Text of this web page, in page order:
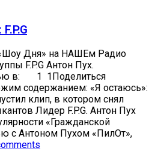
Дня» на НАШЕм Радио
F.P.G Антон Пух.
в: 1 1Поделиться
содержанием: «Я остаюсь»:
клип, в котором снял
Лидер F.P.G. Антон Пух
«Гражданской
с Антоном Пухом «ПилОт»,